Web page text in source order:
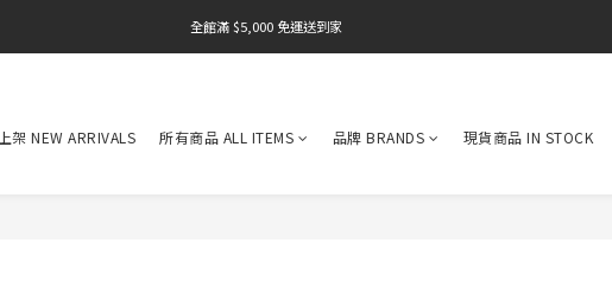
全館滿 $5,000 免運送到家
架 NEW ARRIVALS 所有商品 ALL ITEMS 品牌 BRANDS 現貨商品 IN STOCK